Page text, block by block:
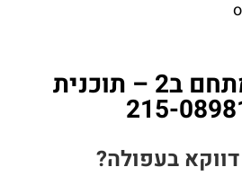
עפולה – מתחם ב2 – תוכנית
215-
בעפולה?